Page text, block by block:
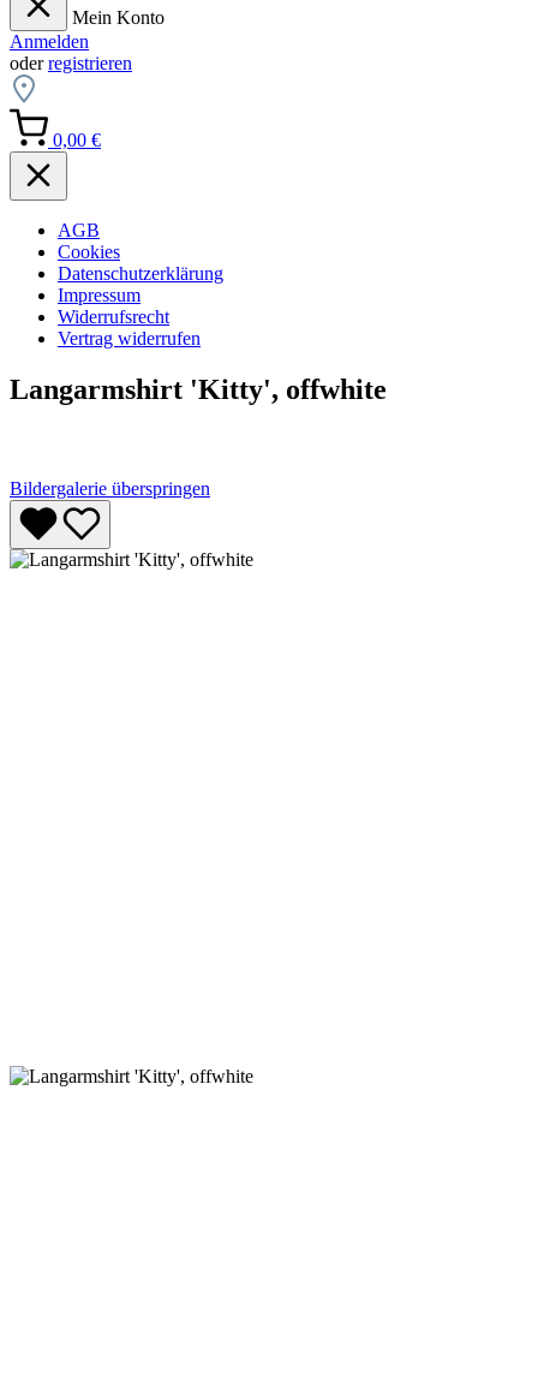
Mein Konto
Anmelden
oderregistrieren
0,00 €
AGB
Cookies
Datenschutzerklärung
Impressum
Widerrufsrecht
Vertrag widerrufen
Langarmshirt 'Kitty', offwhite
Bildergalerie überspringen